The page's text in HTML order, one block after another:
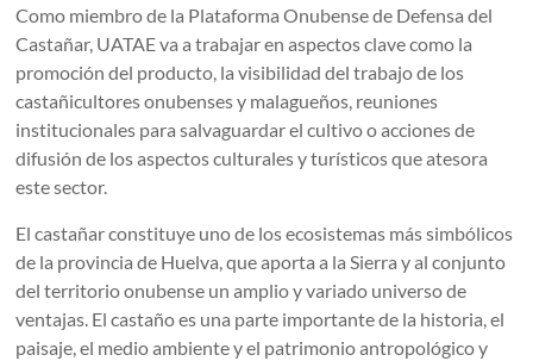
Como miembro de la Plataforma Onubense de Defensa del
Castañar, UATAE va a trabajar en aspectos clave como la
promoción del producto, la visibilidad del trabajo de los
castañicultores onubenses y malagueños, reuniones
institucionales para salvaguardar el cultivo o acciones de
difusión de los aspectos culturales y turísticos que atesora
este sector.
El castañar constituye uno de los ecosistemas más simbólicos
de la provincia de Huelva, que aporta a la Sierra y al conjunto
del territorio onubense un amplio y variado universo de
ventajas. El castaño es una parte importante de la historia, el
paisaje, el medio ambiente y el patrimonio antropológico y